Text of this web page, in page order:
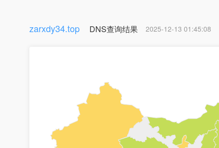
zarxdy34.top DNS查询结果 2025-12-13 01:45:08